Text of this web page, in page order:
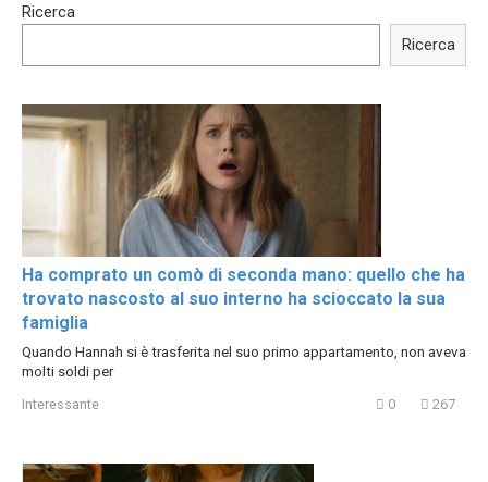
Trying BOLLYWOOD
Shocking illusion - Pretty
Ricerca
Ricerca
Ha comprato un comò di seconda mano: quello che ha
trovato nascosto al suo interno ha scioccato la sua
famiglia
Quando Hannah si è trasferita nel suo primo appartamento, non aveva
molti soldi per
Interessante 0 267